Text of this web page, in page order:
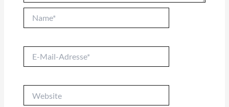
Mail-